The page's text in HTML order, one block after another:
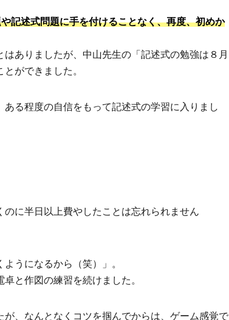
記述式問題に手を付けることなく、再度、初めか
ありましたが、中山先生の「記述式の勉強は８月
ができました。
る程度の自信をもって記述式の学習に入りまし
に半日以上費やしたことは忘れられません
うになるから（笑）」。
と作図の練習を続けました。
、なんとなくコツを掴んでからは、ゲーム感覚で